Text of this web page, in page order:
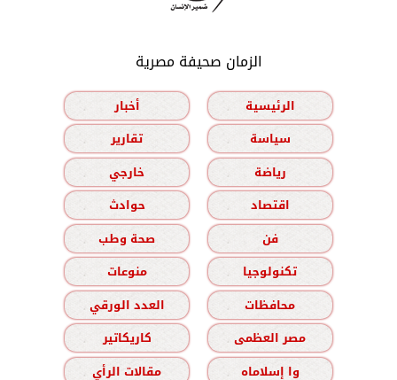
الزمان صحيفة مصرية
الرئيسية
أخبار
سياسة
تقارير
رياضة
خارجي
اقتصاد
حوادث
فن
صحة وطب
تكنولوجيا
منوعات
محافظات
العدد الورقي
مصر العظمى
كاريكاتير
وا إسلاماه
مقالات الرأي